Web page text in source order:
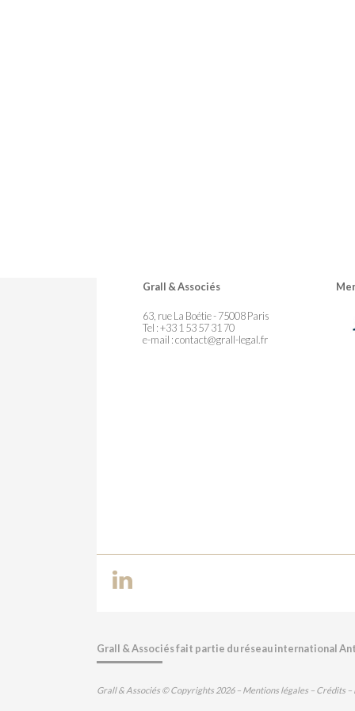
Grall & Associés
63, rue La Boétie - 75008 Paris
Tel : +33 1 53 57 31 70
e-mail :contact@grall-legal.fr
Grall & Associés fait partie du réseau international
Grall & Associés © Copyrights 2026 – Mentions légales – Crédits –